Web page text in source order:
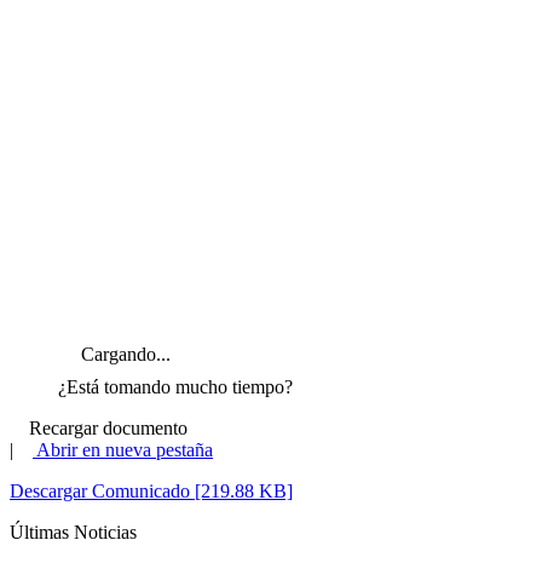
Cargando...
¿Está tomando mucho tiempo?
Recargar documento
|
Abrir en nueva pestaña
Descargar Comunicado [219.88 KB]
Últimas Noticias